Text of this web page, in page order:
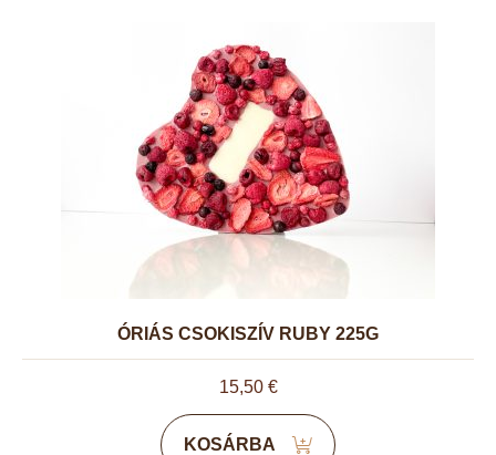
ÓRIÁS CSOKISZÍV RUBY 225G
15,50 €
KOSÁRBA